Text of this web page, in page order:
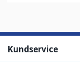
Kundservice